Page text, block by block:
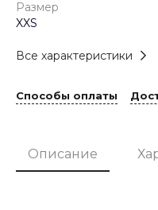
Размер
XXS
Все характеристики
Способы оплаты
Описание